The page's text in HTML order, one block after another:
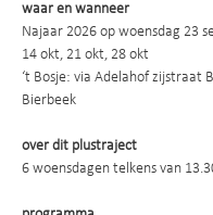
waar en wanneer
Najaar 2026 op woensdag 23
14 okt, 21 okt, 28 okt
‘t Bosje: via Adelahof zijstraat
Bierbeek
over dit plustraject
6 woensdagen telkens van